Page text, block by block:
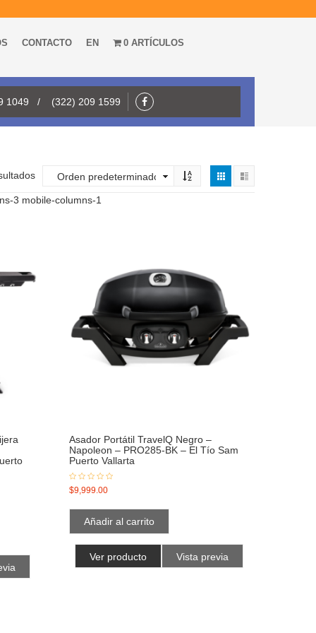
CONTACTO EN 0 ARTÍCULOS
1049 / (322) 209 1599
3 mobile-columns-1
Asador Portátil TravelQ Negro –
Napoleon – PRO285-BK – El Tío Sam
Puerto Vallarta
$9,999.00
Añadir al carrito
Ver producto Vista previa